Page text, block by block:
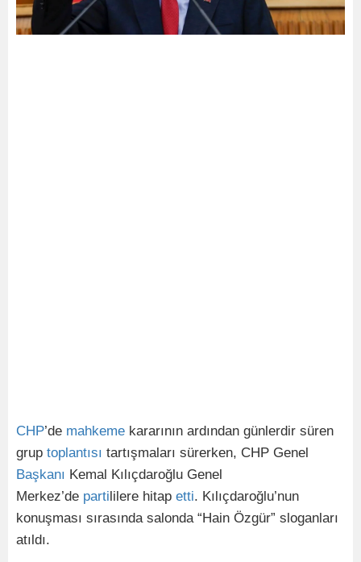
CHP’de mahkeme kararının ardından günlerdir süren
grup toplantısı tartışmaları sürerken, CHP Genel
Başkanı Kemal Kılıçdaroğlu Genel
Merkez’de partililere hitap etti. Kılıçdaroğlu’nun
konuşması sırasında salonda “Hain Özgür” sloganları
atıldı.